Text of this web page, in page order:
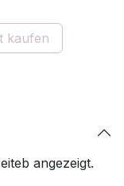
kaufen
angezeigt.